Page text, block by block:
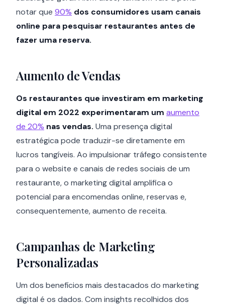
notar que 90% dos consumidores usam canais
online para pesquisar restaurantes antes de
fazer uma reserva.
Aumento de Vendas
Os restaurantes que investiram em marketing
digital em 2022 experimentaram um aumento
de 20% nas vendas. Uma presença digital
estratégica pode traduzir-se diretamente em
lucros tangíveis. Ao impulsionar tráfego consistente
para o website e canais de redes sociais de um
restaurante, o marketing digital amplifica o
potencial para encomendas online, reservas e,
consequentemente, aumento de receita.
Campanhas de Marketing
Personalizadas
Um dos benefícios mais destacados do marketing
digital é os dados. Com insights recolhidos dos